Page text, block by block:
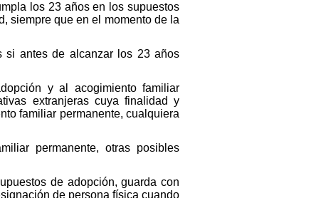
los 23 años en los supuestos
siempre que en el momento de la
si antes de alcanzar los 23 años
y al acogimiento familiar
extranjeras cuya finalidad y
familiar permanente, cualquiera
permanente, otras posibles
de adopción, guarda con
de persona física cuando